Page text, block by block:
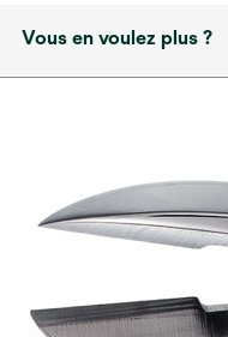
Vous en voulez plus ?